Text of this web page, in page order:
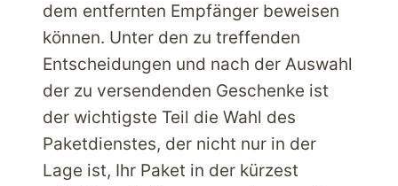
dem entfernten Empfänger beweisen
können. Unter den zu treffenden
Entscheidungen und nach der Auswahl
der zu versendenden Geschenke ist
der wichtigste Teil die Wahl des
Paketdienstes, der nicht nur in der
Lage ist, Ihr Paket in der kürzest